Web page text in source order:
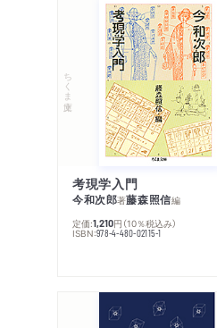
ちくま文庫
考現学入門
今和次郎著藤森照信編
定価:1,210円 （10％税込み）
ISBN:978-4-480-02115-1